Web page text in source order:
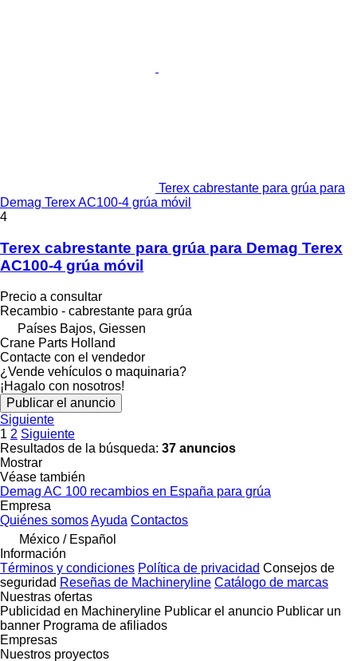
Terex cabrestante para grúa para
Demag Terex AC100-4 grúa móvil
4
Terex cabrestante para grúa para Demag Terex
AC100-4 grúa móvil
Precio a consultar
Recambio - cabrestante para grúa
Países Bajos, Giessen
Crane Parts Holland
Contacte con el vendedor
¿Vende vehículos o maquinaria?
¡Hagalo con nosotros!
Publicar el anuncio
Siguiente
1 2 Siguiente
Resultados de la búsqueda: 37 anuncios
Mostrar
Véase también
Demag AC 100 recambios en España para grúa
Empresa
Quiénes somosAyuda Contactos
México / Español
Información
Términos y condiciones Política de privacidad Consejos de
seguridad Reseñas de Machineryline Catálogo de marcas
Nuestras ofertas
Publicidad en Machineryline Publicar el anuncio Publicar un
banner Programa de afiliados
Empresas
Nuestros proyectos